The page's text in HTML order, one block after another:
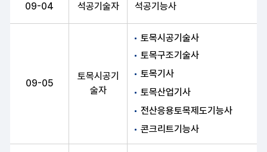
09-04 석공기술자 석공기능사
09-05
토목시공기
술자
토목시공기술사
토목구조기술사
토목기사
토목산업기사
전산응용토목제도기능사
콘크리트기능사